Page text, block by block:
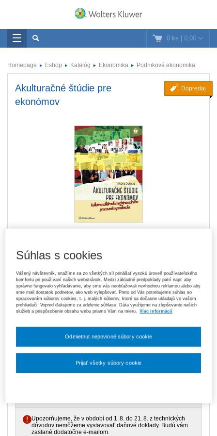
0 ks | 0,00
Homepage Eshop Katalóg Ekonomika Podniková ekonomika
Dopredaj
Akulturačné štúdie pre
ekonómov
Akadémia
2,82 €
Ušetríte 6,58 €
Pôvodne 9,40 €
Tlačená kniha
Dopredaj- expedujeme ihneď. U vás do 3
prac. dní
E-kniha je dostupná výhradne prostredníctvom aplikácie ASPI
Akadémia. Čo je ASPI Akadémia?
189,00 €
Predplatné 12 mesiacov ASPI Akadémia
Upozorňujeme, že v období od 1. 8. do 21. 8. z technických
dôvodov nemôžeme vystavovať daňové doklady. Budú vám
zaslané dodatočne e‑mailom.
Súhlas s cookies
Vážený návštevník, snažíme sa zo všetkých síl prinášať vysokú úroveň používateľského
komfortu pri používaní našich webstránok. Medzi základné predpoklady patrí napr. aby
správne fungovalo vyhľadávanie, aby sme vás neobťažovali nevhodnou reklamou alebo aby
sme mali dostatok podnetov, ako web vylepšovať. Preto od Vás potrebujeme súhlas so
spracovaním súborov cookies, t. j. malých súborov, ktoré sa dočasne ukladajú vo vašom
prehliadači. Vopred ďakujeme za udelenie súhlasu. Dáta využijeme na zlepšovanie našich
služieb a prispôsobenie obsahu webu priamo Vám na mieru.
Viac informácií
Odmietnut nepovinné súbory cookie
Prijať všetky súbory cookie